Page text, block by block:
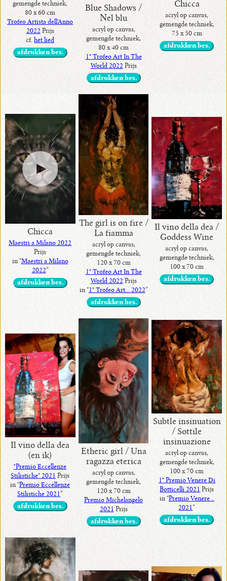
gemengde techniek,
80 x 60 cm
Trofeo Artista dell'Anno
2022 Prijs
cf.het lied
afdrukken bes.
Blue Shadows /
Nel blu
acryl op canvas,
gemengde techniek,
80 x 40 cm
1° Trofeo Art In The
World 2022 Prijs
afdrukken bes.
Chicca
acryl op canvas,
gemengde techniek,
75 x 50 cm
afdrukken bes.
Chicca
Maestri a Milano 2022
Prijs
in “Maestri a Milano
2022”
afdrukken bes.
The girl is on fire /
La fiamma
acryl op canvas,
gemengde techniek,
120 x 70 cm
1° Trofeo Art In The
World 2022 Prijs
in “1° Trofeo Art... 2022”
afdrukken bes.
Il vino della dea /
Goddess Wine
acryl op canvas,
gemengde techniek,
100 x 70 cm
afdrukken bes.
Il vino della dea
(en ik)
"Premio Eccellenze
Stilistiche" 2021 Prijs
in “Premio Eccellenze
Stilistiche 2021”
afdrukken bes.
Etheric girl / Una
ragazza eterica
acryl op canvas,
gemengde techniek,
120 x 70 cm
Premio Michelangelo
2021 Prijs
afdrukken bes.
Subtle insinuation
/ Sottile
insinuazione
acryl op canvas,
gemengde techniek,
100 x 70 cm
1° Premio Venere Di
Botticelli 2021 Prijs
in “Premio Venere ..
2021”
afdrukken bes.